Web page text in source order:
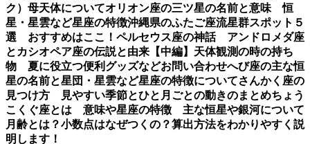
ク）母天体についてオリオン座の三ツ星の名前と意味 恒
星・星雲など星座の特徴沖縄県のふたご座流星群スポット５
選 おすすめはここ！ ペルセウス座の神話 アンドロメダ座
とカシオペア座の伝説と由来【中編】 天体観測の時の持ち
物 夏に役立つ便利グッズなどお問い合わせへび座の主な恒
星の名前と星団・星雲など星座の特徴についてさんかく座の
見つけ方 見やすい季節とひと月ごとの動きのまとめちょう
こくぐ座とは 意味や星座の特徴 主な恒星や銀河について
月齢とは？小数点はなぜつくの？算出方法をわかりやすく説
明します！